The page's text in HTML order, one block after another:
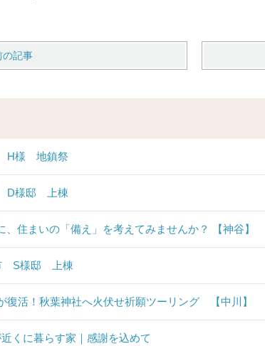
の記事
H様 地鎮祭
D様邸 上棟
、住まいの「備え」を考えてみませんか？ 【神谷】
S様邸 上棟
復活！秋葉神社へ火伏せ祈願ツーリング 【中川】
くに暮らす家｜感謝を込めて